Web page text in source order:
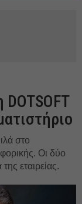
στο
Οι δύο
εταιρείας.